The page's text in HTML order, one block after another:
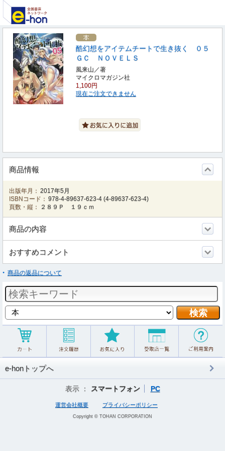
酷幻想をアイテムチートで生き抜く ０５
ＧＣ ＮＯＶＥＬＳ
風来山／著
マイクロマガジン社
1,100円
現在ご注文できません
商品情報
出版年月： 2017年5月
ISBNコード： 978-4-89637-623-4 (4-89637-623-4)
頁数・縦：
２８９Ｐ １９ｃｍ
商品の内容
おすすめコメント
商品の返品について
e-honトップへ
表示 ： スマートフォン PC
運営会社概要 プライバシーポリシー
Copyright © TOHAN CORPORATION